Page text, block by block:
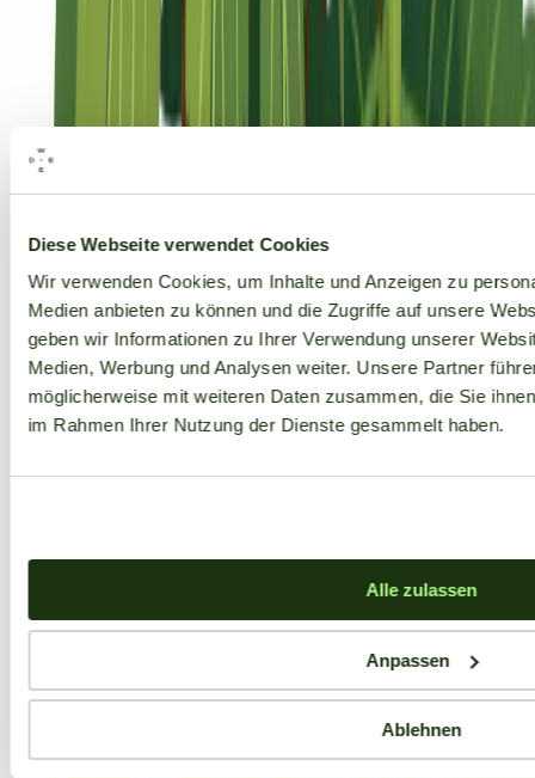
Diese Webseite verwendet Cookies
Wir verwenden Cookies, um Inhalte und Anzeigen zu
Medien anbieten zu können und die Zugriffe auf unsere
geben wir Informationen zu Ihrer Verwendung unserer
Medien, Werbung und Analysen weiter. Unsere Partner
möglicherweise mit weiteren Daten zusammen, die Sie
im Rahmen Ihrer Nutzung der Dienste gesammelt haben.
Alle zulassen
Anpassen
Ablehnen